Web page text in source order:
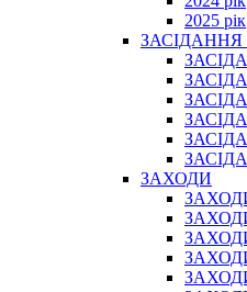
2025 рік
ЗАХОДИ